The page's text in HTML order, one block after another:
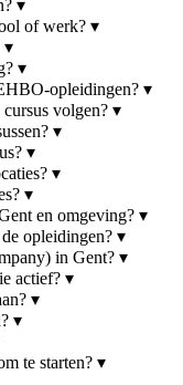
▾
of werk? ▾
▾
▾
opleidingen? ▾
volgen? ▾
▾
▾
▾
▾
en omgeving? ▾
opleidingen? ▾
in Gent? ▾
actief? ▾
▾
▾
te starten? ▾